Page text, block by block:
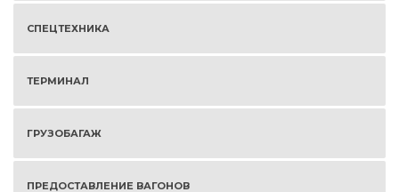
СПЕЦТЕХНИКА
ТЕРМИНАЛ
ГРУЗОБАГАЖ
ПРЕДОСТАВЛЕНИЕ ВАГОНОВ